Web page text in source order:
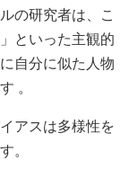
の研究者は、こ
といった主観的
自分に似た人物
。
アスは多様性を
。